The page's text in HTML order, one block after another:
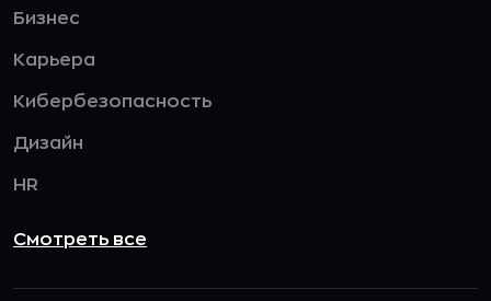
Бизнес
Карьера
Кибербезопасность
Дизайн
HR
Смотреть все